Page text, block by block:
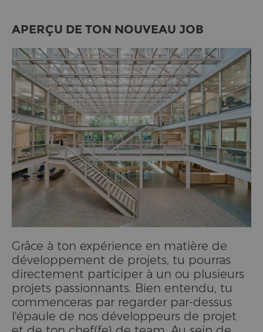
APERÇU DE TON NOUVEAU JOB
Grâce à ton expérience en matière de
développement de projets, tu pourras
directement participer à un ou plusieurs
projets passionnants. Bien entendu, tu
commenceras par regarder par-dessus
l'épaule de nos développeurs de projet